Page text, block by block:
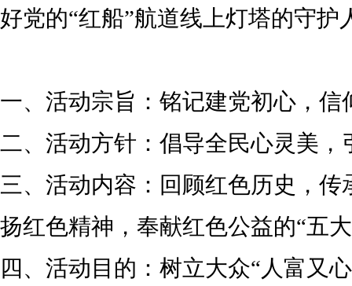
好党的“红船”航道线上灯塔的守护
一、活动宗旨：铭记建党初心，信
二、活动方针：倡导全民心灵美，
三、活动内容：回顾红色历史，
扬红色精神，奉献红色公益的“五
四、活动目的：树立大众“人富又